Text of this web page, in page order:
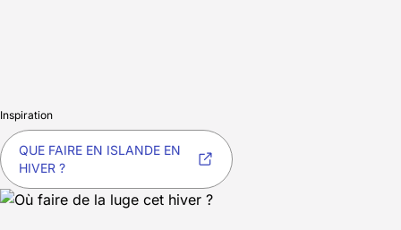
Inspiration
QUE FAIRE EN ISLANDE EN
HIVER ?